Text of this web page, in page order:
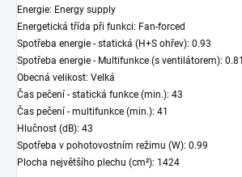
Energie: Energy supply
Energetická třída při funkci: Fan-forced
Spotřeba energie - statická (H+S ohřev): 0.93
Spotřeba energie - Multifunkce (s ventilátorem): 0.81
Obecná velikost: Velká
Čas pečení - statická funkce (min.): 43
Čas pečení - multifunkce (min.): 41
Hlučnost (dB): 43
Spotřeba v pohotovostním režimu (W): 0.99
Plocha největšího plechu (cm²): 1424